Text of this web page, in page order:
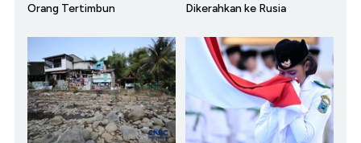
Orang Tertimbun
Dikerahkan ke Rusia